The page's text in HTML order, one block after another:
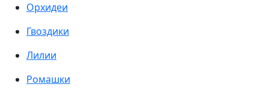
Орхидеи
Гвоздики
Лилии
Ромашки